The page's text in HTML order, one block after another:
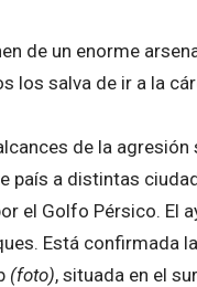
de un enorme
los salva de ir a la
de la
a distintas
el Golfo Pérsico. El
Está confirmada
(foto), situada en el